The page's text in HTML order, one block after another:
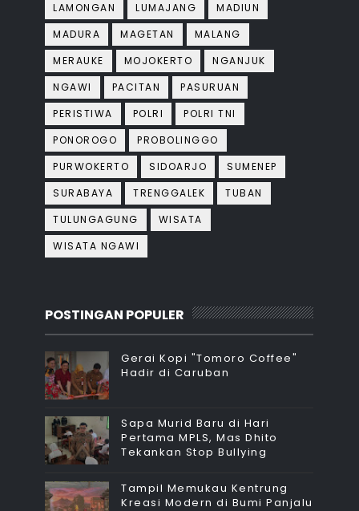
LAMONGAN
LUMAJANG
MADIUN
MADURA
MAGETAN
MALANG
MERAUKE
MOJOKERTO
NGANJUK
NGAWI
PACITAN
PASURUAN
PERISTIWA
POLRI
POLRI TNI
PONOROGO
PROBOLINGGO
PURWOKERTO
SIDOARJO
SUMENEP
SURABAYA
TRENGGALEK
TUBAN
TULUNGAGUNG
WISATA
WISATA NGAWI
POSTINGAN POPULER
Gerai Kopi "Tomoro Coffee"
Hadir di Caruban
Sapa Murid Baru di Hari
Pertama MPLS, Mas Dhito
Tekankan Stop Bullying
Tampil Memukau Kentrung
Kreasi Modern di Bumi Panjalu